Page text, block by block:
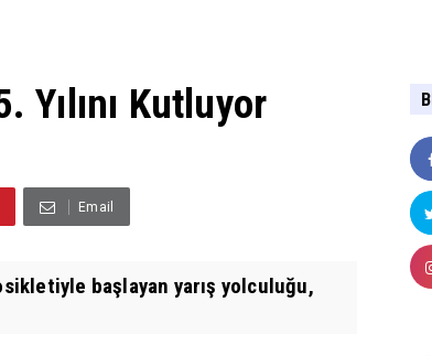
Yılını Kutluyor
Email
başlayan yarış yolculuğu,